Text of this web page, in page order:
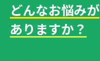
どんなお悩みが
ありますか？